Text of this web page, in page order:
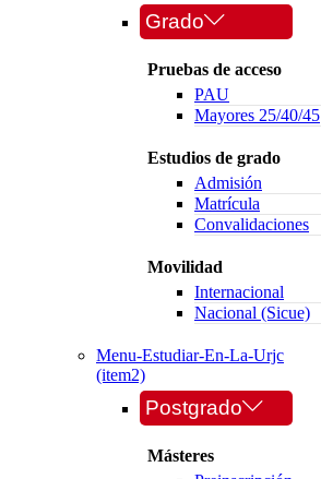
Grado
Pruebas de acceso
PAU
Mayores 25/40/45
Estudios de grado
Admisión
Matrícula
Convalidaciones
Movilidad
Internacional
Nacional (Sicue)
Menu-Estudiar-En-La-Urjc
(item2)
Postgrado
Másteres